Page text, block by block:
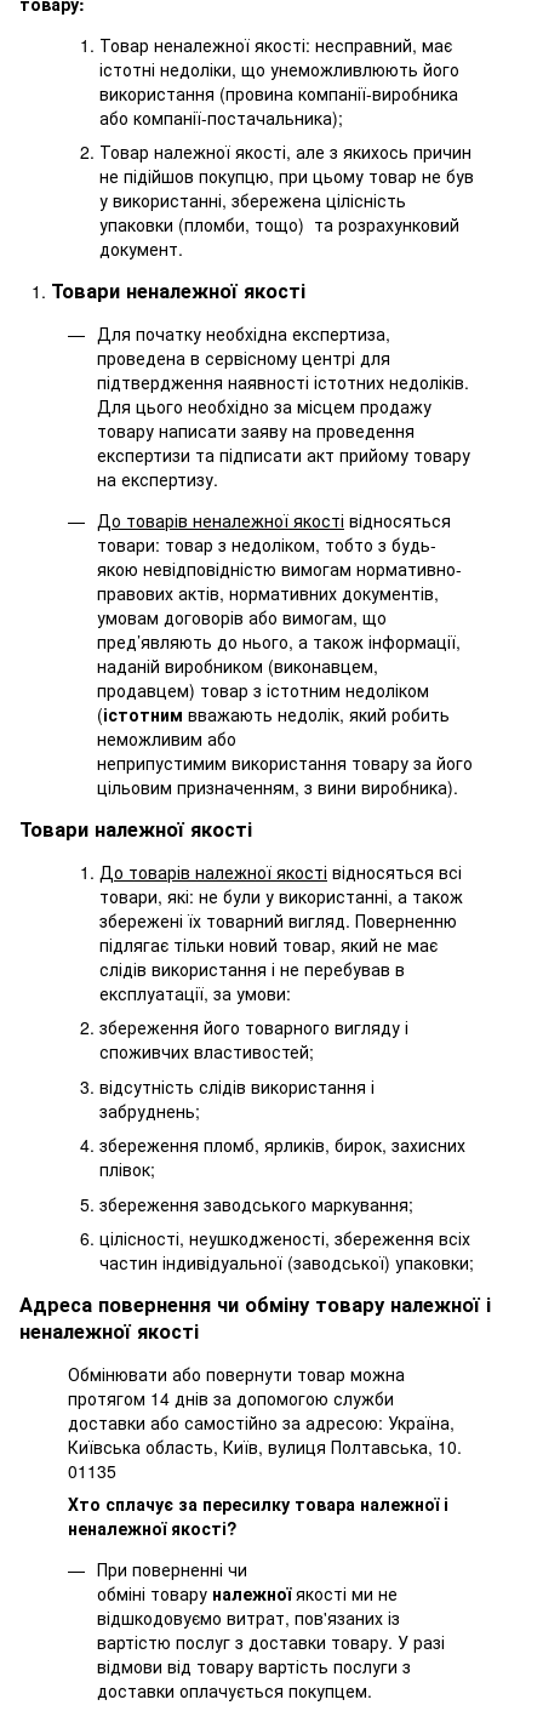
Товар неналежної якості: несправний, має
істотні недоліки, що унеможливлюють його
використання (провина компанії-виробника
або компанії-постачальника);
Товар належної якості, але з якихось причин
не підійшов покупцю, при цьому товар не був
у використанні, збережена цілісність
упаковки (пломби, тощо) та розрахунковий
документ.
Товари неналежної якості
Для початку необхідна експертиза,
проведена в сервісному центрі для
підтвердження наявності істотних недоліків.
Для цього необхідно за місцем продажу
товару написати заяву на проведення
експертизи та підписати акт прийому товару
на експертизу.
До товарів неналежної якості відносяться
товари: товар з недоліком, тобто з будь-
якою невідповідністю вимогам нормативно-
правових актів, нормативних документів,
умовам договорів або вимогам, що
пред’являють до нього, а також інформації,
наданій виробником (виконавцем,
продавцем) товар з істотним недоліком
(істотним вважають недолік, який робить
неможливим або
неприпустимим використання товару за його
цільовим призначенням, з вини виробника).
Товари належної якості
До товарів належної якості відносяться всі
товари, які: не були у використанні, а також
збережені їх товарний вигляд. Поверненню
підлягає тільки новий товар, який не має
слідів використання і не перебував в
експлуатації, за умови:
збереження його товарного вигляду і
споживчих властивостей;
відсутність слідів використання і
забруднень;
збереження пломб, ярликів, бирок, захисних
плівок;
збереження заводського маркування;
цілісності, неушкодженості, збереження всіх
частин індивідуальної (заводської) упаковки;
Адреса повернення чи обміну товару належної і
неналежної якості
Обмінювати або повернути товар можна
протягом 14 днів за допомогою служби
доставки або самостійно за адресою: Україна,
Київська область, Київ, вулиця Полтавська, 10.
01135
Хто сплачує за пересилку товара належної і
неналежної якості?
При поверненні чи
обміні товару належноїякості ми не
відшкодовуємо витрат, пов'язаних із
вартістю послуг з доставки товару. У разі
відмови від товару вартість послуги з
доставки оплачується покупцем.